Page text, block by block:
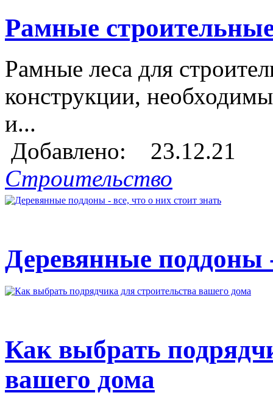
Рамные
Рамные леса для
конструкции,
и...
Добавлено: 23.12.21
Строительство
Деревянные поддоны
Как выбрать
вашего дома